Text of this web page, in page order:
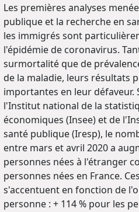
Les premières analyses
publique et la recherche en
les immigrés sont
l'épidémie de coronavirus.
surmortalité que de
de la maladie, leurs résultats
importantes en leur défaveur.
l'Institut national de la
économiques (Insee) et de
santé publique (Iresp), le
entre mars et avril 2020 a
personnes nées à l'étranger
personnes nées en France.
s'accentuent en fonction de
personne : + 114 % pour les